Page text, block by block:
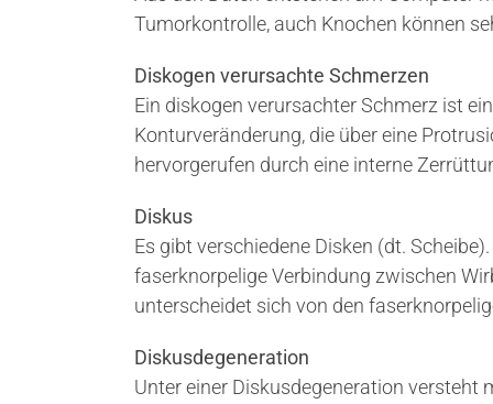
Tumorkontrolle, auch Knochen können
Diskogen verursachte Schmerzen
Ein diskogen verursachter Schmerz ist
Konturveränderung, die über eine
hervorgerufen durch eine interne
Diskus
Es gibt verschiedene Disken (dt.
faserknorpelige Verbindung zwischen
unterscheidet sich von den
Diskusdegeneration
Unter einer Diskusdegeneration versteht